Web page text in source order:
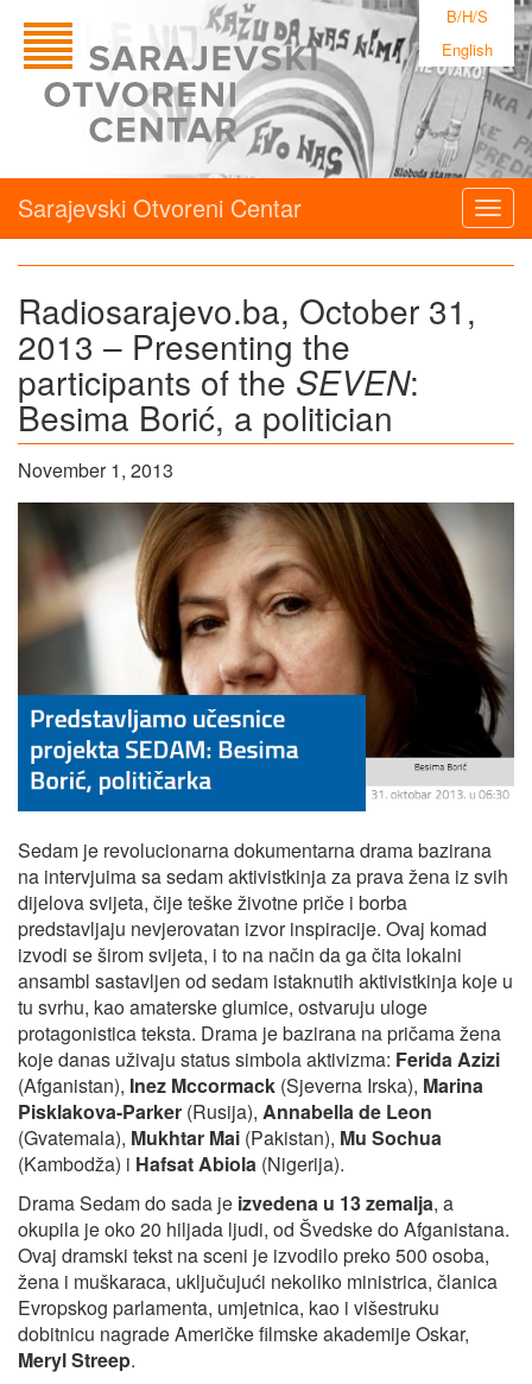
B/H/S
English
Sarajevski Otvoreni Centar
Radiosarajevo.ba, October 31,
2013 – Presenting the
participants of theSEVEN:
Besima Borić, a politician
November 1, 2013
Sedam je revolucionarna dokumentarna drama bazirana
na intervjuima sa sedam aktivistkinja za prava žena iz svih
dijelova svijeta, čije teške životne priče i borba
predstavljaju nevjerovatan izvor inspiracije. Ovaj komad
izvodi se širom svijeta, i to na način da ga čita lokalni
ansambl sastavljen od sedam istaknutih aktivistkinja koje u
tu svrhu, kao amaterske glumice, ostvaruju uloge
protagonistica teksta. Drama je bazirana na pričama žena
koje danas uživaju status simbola aktivizma: Ferida Azizi
(Afganistan), Inez Mccormack (Sjeverna Irska), Marina
Pisklakova-Parker (Rusija), Annabella de Leon
(Gvatemala), Mukhtar Mai (Pakistan), Mu Sochua
(Kambodža) i Hafsat Abiola (Nigerija).
Drama Sedam do sada je izvedena u 13 zemalja, a
okupila je oko 20 hiljada ljudi, od Švedske do Afganistana.
Ovaj dramski tekst na sceni je izvodilo preko 500 osoba,
žena i muškaraca, uključujući nekoliko ministrica, članica
Evropskog parlamenta, umjetnica, kao i višestruku
dobitnicu nagrade Američke filmske akademije Oskar,
Meryl Streep.